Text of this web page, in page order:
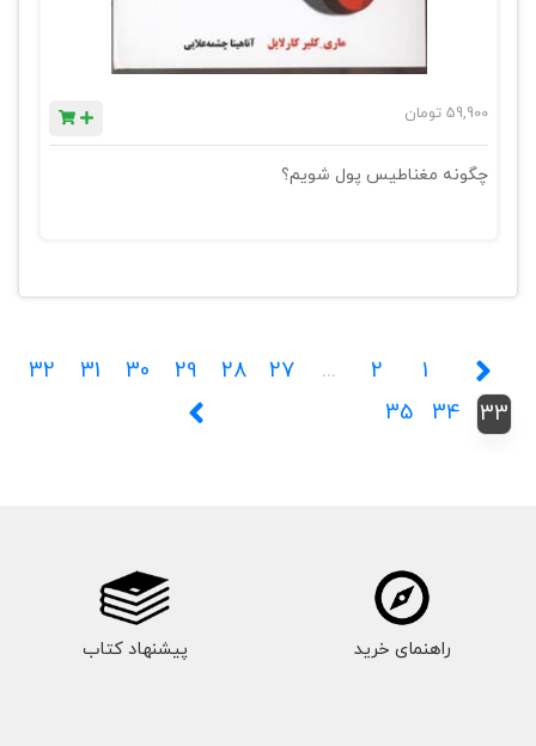
59,900 تومان
چگونه مغناطیس پول شویم؟
1
2
...
27
28
29
30
31
32
33
34
35
راهنمای خرید پیشنهاد کتاب